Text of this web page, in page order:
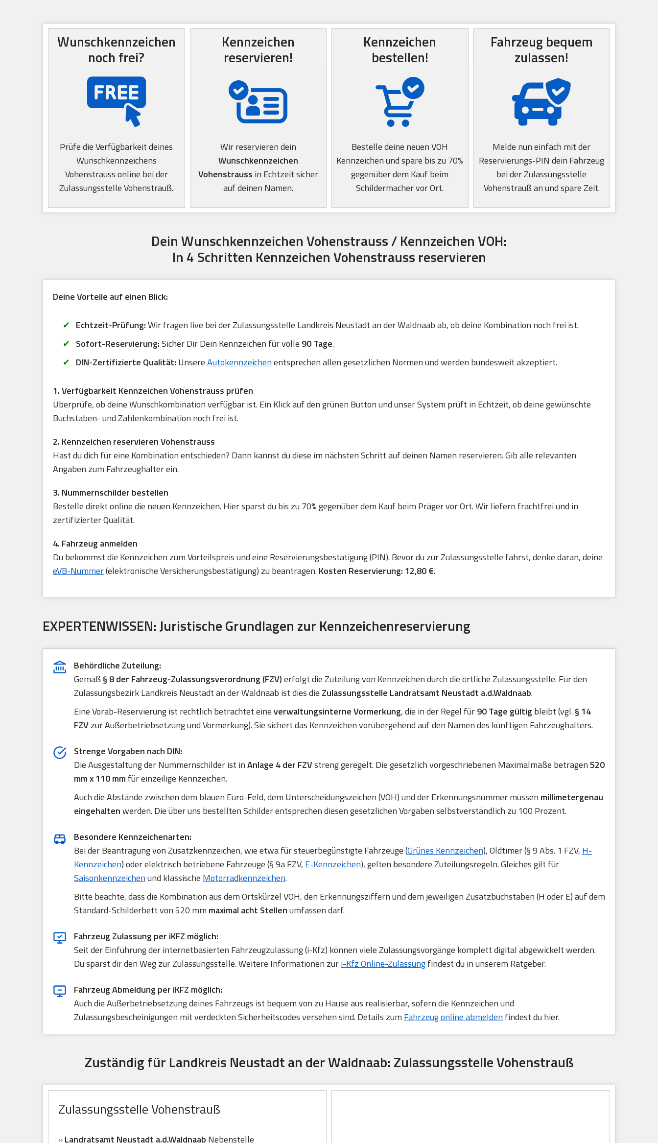
Wunschkennzeichen
noch frei?
Prüfe die Verfügbarkeit deines
Wunschkennzeichens
Vohenstrauss online bei der
Zulassungsstelle Vohenstrauß.
Kennzeichen
reservieren!
Wir reservieren dein
Wunschkennzeichen
Vohenstrauss in Echtzeit sicher
auf deinen Namen.
Kennzeichen
bestellen!
Bestelle deine neuen VOH
Kennzeichen und spare bis zu 70%
gegenüber dem Kauf beim
Schildermacher vor Ort.
Fahrzeug bequem
zulassen!
Melde nun einfach mit der
Reservierungs-PIN dein Fahrzeug
bei der Zulassungsstelle
Vohenstrauß an und spare Zeit.
Dein Wunschkennzeichen Vohenstrauss / Kennzeichen VOH:
In 4 Schritten Kennzeichen Vohenstrauss reservieren
Deine Vorteile auf einen Blick:
Echtzeit-Prüfung:Wir fragen live bei der Zulassungsstelle Landkreis Neustadt an der Waldnaab ab, ob deine Kombination noch frei ist.
Sofort-Reservierung:Sicher Dir Dein Kennzeichen für volle 90 Tage.
DIN-Zertifizierte Qualität: UnsereAutokennzeichenentsprechen allen gesetzlichen Normen und werden bundesweit akzeptiert.
1. Verfügbarkeit Kennzeichen Vohenstrauss prüfen
Überprüfe, ob deine Wunschkombination verfügbar ist. Ein Klick auf den grünen Button und unser System prüft in Echtzeit, ob deine gewünschte
Buchstaben- und Zahlenkombination noch frei ist.
2. Kennzeichen reservieren Vohenstrauss
Hast du dich für eine Kombination entschieden? Dann kannst du diese im nächsten Schritt auf deinen Namen reservieren. Gib alle relevanten
Angaben zum Fahrzeughalter ein.
3. Nummernschilder bestellen
Bestelle direkt online die neuen Kennzeichen. Hier sparst du bis zu 70% gegenüber dem Kauf beim Präger vor Ort. Wir liefern frachtfrei und in
zertifizierter Qualität.
4. Fahrzeug anmelden
Du bekommst die Kennzeichen zum Vorteilspreis und eine Reservierungsbestätigung (PIN). Bevor du zur Zulassungsstelle fährst, denke daran, deine
eVB-Nummer(elektronische Versicherungsbestätigung) zu beantragen.Kosten Reservierung: 12,80 €.
EXPERTENWISSEN: Juristische Grundlagen zur Kennzeichenreservierung
Behördliche Zuteilung:
Gemäß § 8 der Fahrzeug-Zulassungsverordnung (FZV)erfolgt die Zuteilung von Kennzeichen durch die örtliche Zulassungsstelle. Für den
Zulassungsbezirk Landkreis Neustadt an der Waldnaab ist dies die Zulassungsstelle Landratsamt Neustadt a.d.Waldnaab.
Eine Vorab-Reservierung ist rechtlich betrachtet eineverwaltungsinterne Vormerkung, die in der Regel für90 Tage gültig bleibt (vgl.§ 14
FZVzur Außerbetriebsetzung und Vormerkung). Sie sichert das Kennzeichen vorübergehend auf den Namen des künftigen Fahrzeughalters.
Strenge Vorgaben nach DIN:
Die Ausgestaltung der Nummernschilder ist inAnlage 4 der FZVstreng geregelt. Die gesetzlich vorgeschriebenen Maximalmaße betragen520
mm x 110 mm für einzeilige Kennzeichen.
Auch die Abstände zwischen dem blauen Euro-Feld, dem Unterscheidungszeichen (VOH) und der Erkennungsnummer müssen millimetergenau
eingehaltenwerden. Die über uns bestellten Schilder entsprechen diesen gesetzlichen Vorgaben selbstverständlich zu 100 Prozent.
Besondere Kennzeichenarten:
Bei der Beantragung von Zusatzkennzeichen, wie etwa für steuerbegünstigte Fahrzeuge (Grünes Kennzeichen), Oldtimer (§ 9 Abs. 1 FZV, H-
Kennzeichen) oder elektrisch betriebene Fahrzeuge (§ 9a FZV, E-Kennzeichen), gelten besondere Zuteilungsregeln. Gleiches gilt für
Saisonkennzeichenund klassische Motorradkennzeichen.
Bitte beachte, dass die Kombination aus dem Ortskürzel VOH, den Erkennungsziffern und dem jeweiligen Zusatzbuchstaben (H oder E) auf dem
Standard-Schilderbett von 520 mm maximal acht Stellenumfassen darf.
Fahrzeug Zulassung per iKFZ möglich:
Seit der Einführung der internetbasierten Fahrzeugzulassung (i-Kfz) können viele Zulassungsvorgänge komplett digital abgewickelt werden.
Du sparst dir den Weg zur Zulassungsstelle. Weitere Informationen zuri-Kfz Online-Zulassungfindest du in unserem Ratgeber.
Fahrzeug Abmeldung per iKFZ möglich:
Auch die Außerbetriebsetzung deines Fahrzeugs ist bequem von zu Hause aus realisierbar, sofern die Kennzeichen und
Zulassungsbescheinigungen mit verdeckten Sicherheitscodes versehen sind. Details zum Fahrzeug online abmeldenfindest du hier.
Zuständig für Landkreis Neustadt an der Waldnaab: Zulassungsstelle Vohenstrauß
Zulassungsstelle Vohenstrauß
»Landratsamt Neustadt a.d.Waldnaab Nebenstelle